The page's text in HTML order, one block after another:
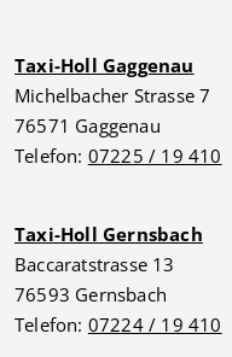
Taxi-Holl Gaggenau
Michelbacher Strasse 7
76571 Gaggenau
Telefon: 07225 / 19 410
Taxi-Holl Gernsbach
Baccaratstrasse 13
76593 Gernsbach
Telefon: 07224 / 19 410